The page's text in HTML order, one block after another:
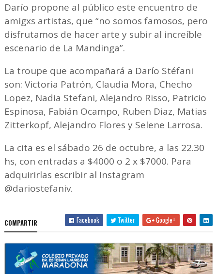
Darío propone al público este encuentro de
amigxs artistas, que “no somos famosos, pero
disfrutamos de hacer arte y subir al increíble
escenario de La Mandinga”.
La troupe que acompañará a Darío Stéfani
son: Victoria Patrón, Claudia Mora, Checho
Lopez, Nadia Stefani, Alejandro Risso, Patricio
Espinosa, Fabián Ocampo, Ruben Diaz, Matias
Zitterkopf, Alejandro Flores y Selene Larrosa.
La cita es el sábado 26 de octubre, a las 22.30
hs, con entradas a $4000 o 2 x $7000. Para
adquirirlas escribir al Instagram
@dariostefaniv.
COMPARTIR Facebook Twitter Google+